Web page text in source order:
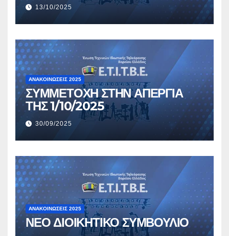
13/10/2025
ΑΝΑΚΟΙΝΏΣΕΙΣ 2025
ΣΥΜΜΕΤΟΧΗ ΣΤΗΝ ΑΠΕΡΓΙΑ
ΤΗΣ 1/10/2025
30/09/2025
ΑΝΑΚΟΙΝΏΣΕΙΣ 2025
ΝΕΟ ΔΙΟΙΚΗΤΙΚΟ ΣΥΜΒΟΥΛΙΟ